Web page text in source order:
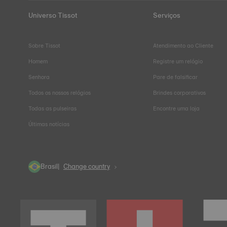
Universo Tissot
Sobre Tissot
Homem
Senhora
Todos os nossos relógios
Todas as pulseiras
Últimas notícias
Serviços
Atendimento ao Cliente
Registre um relógio
Pare de falsificar
Brindes corporativos
Encontre uma loja
Brasil Change country